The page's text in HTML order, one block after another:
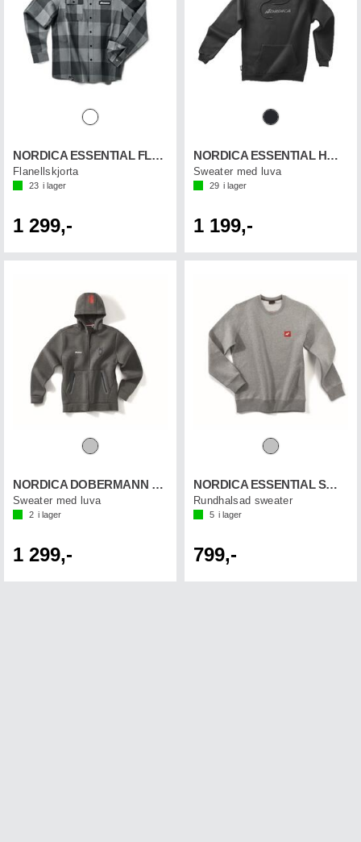
NORDICA ESSENTIAL FLEECE
Flanellskjorta
23 i lager
1 299,-
NORDICA ESSENTIAL HOODIE
Sweater med luva
29 i lager
1 199,-
NORDICA DOBERMANN SCUBA
Sweater med luva
2 i lager
1 299,-
NORDICA ESSENTIAL SWEATSHIRT
Rundhalsad sweater
5 i lager
799,-